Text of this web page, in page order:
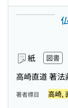
紙 図書
高崎直道 著法
著者標目 高崎,